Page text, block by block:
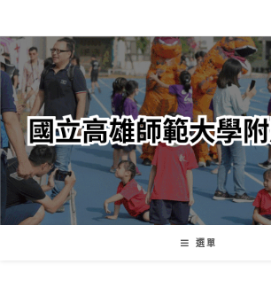
轉
至
主
內
容
選單